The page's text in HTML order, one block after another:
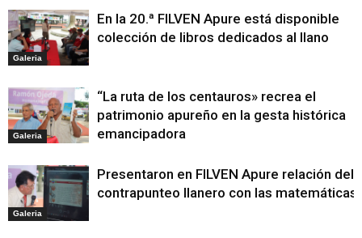
Galeria
En la 20.ª FILVEN Apure está disponible
colección de libros dedicados al llano
Galeria
“La ruta de los centauros» recrea el
patrimonio apureño en la gesta histórica
emancipadora
Galeria
Presentaron en FILVEN Apure relación del
contrapunteo llanero con las matemáticas